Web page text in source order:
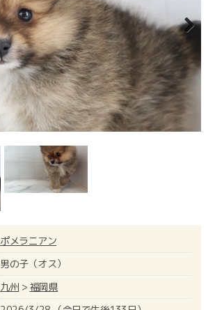
Next
ポメラニアン
男の子（オス）
九州 > 福岡県